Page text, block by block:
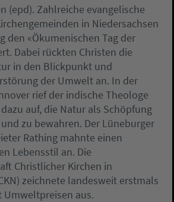
(epd). Zahlreiche evangelische
in Niedersachsen
den «Ökumenischen Tag der
Dabei rückten Christen die
in den Blickpunkt und
der Umwelt an. In der
rief der indische Theologe
auf, die Natur als Schöpfung
zu bewahren. Der Lüneburger
Rathing mahnte einen
Lebensstil an. Die
Christlicher Kirchen in
zeichnete landesweit erstmals
Umweltpreisen aus.